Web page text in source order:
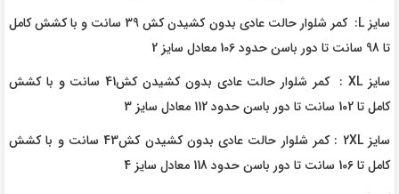
سایز L: کمر شلوار حالت عادی بدون کشیدن کش 39 سانت و با کشش کامل
تا 98 سانت تا دور باسن حدود 106 معادل سایز 2
سایز XL : کمر شلوار حالت عادی بدون کشیدن کش41 سانت و با کشش
کامل تا 102 سانت تا دور باسن حدود 112 معادل سایز 3
سایز 2XL : کمر شلوار حالت عادی بدون کشیدن کش43 سانت و با کشش
کامل تا 106 سانت تا دور باسن حدود 118 معادل سایز 4